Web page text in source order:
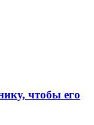
чтобы его